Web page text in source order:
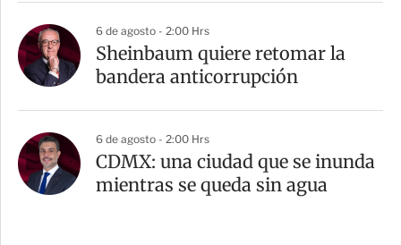
6 de agosto - 2:00 Hrs
Sheinbaum quiere retomar la
bandera anticorrupción
6 de agosto - 2:00 Hrs
CDMX: una ciudad que se inunda
mientras se queda sin agua